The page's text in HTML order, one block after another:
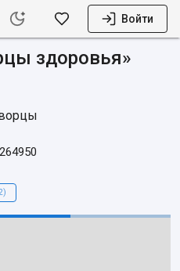
Войти
здоровья»